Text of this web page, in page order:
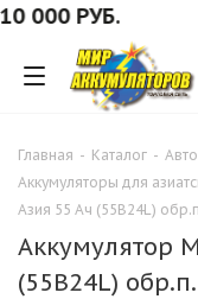
РУБ.
Главная - Каталог -
Аккумуляторы для
Азия 55 Ач (55B24L)
Аккумулятор
(55B24L)